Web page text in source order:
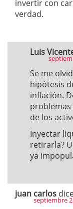
invertir con
verdad.
Luis
Se me
hipótesis
inflación.
problemas
de los
Inyectar
retirarla?
ya
juan carlos
septiembre